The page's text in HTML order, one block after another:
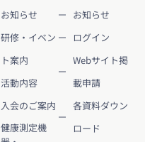
お知らせ
研修・イベン
ト案内
活動内容
入会のご案内
健康測定機
お知らせ
ログイン
Webサイト掲
載申請
各資料ダウン
ロード